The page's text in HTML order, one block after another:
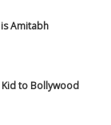
Amitabh
Kid to Bollywood